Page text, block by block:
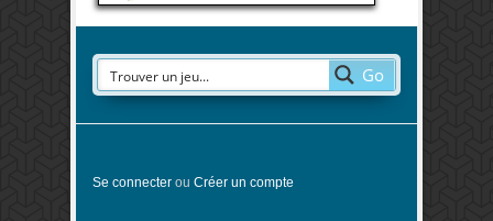
Go
Se connecter ou Créer un compte